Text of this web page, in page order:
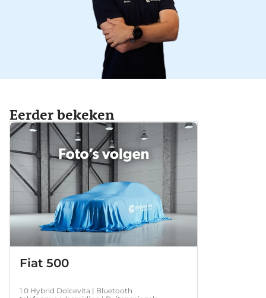
Eerder bekeken
Fiat 500
1.0 Hybrid Dolcevita | Bluetooth